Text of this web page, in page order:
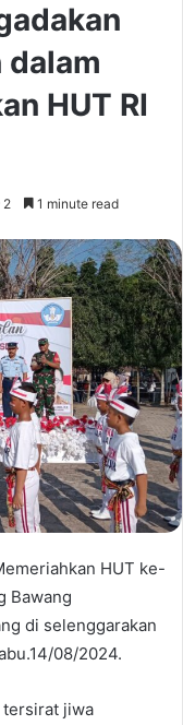
dalam
HUT RI
2 1 minute read
HUT ke-
Bawang
di selenggarakan
08/2024.
tersirat jiwa